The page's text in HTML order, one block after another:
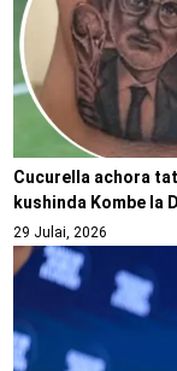
Cucurella achora
kushinda Kombe la
29 Julai, 2026